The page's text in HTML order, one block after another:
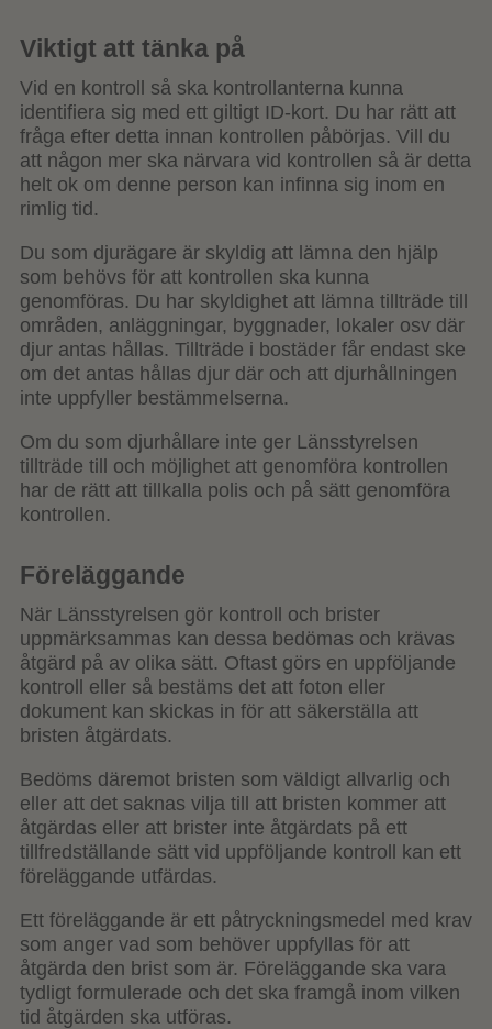
Viktigt att tänka på
Vid en kontroll så ska kontrollanterna kunna
identifiera sig med ett giltigt ID-kort. Du har rätt att
fråga efter detta innan kontrollen påbörjas. Vill du
att någon mer ska närvara vid kontrollen så är detta
helt ok om denne person kan infinna sig inom en
rimlig tid.
Du som djurägare är skyldig att lämna den hjälp
som behövs för att kontrollen ska kunna
genomföras. Du har skyldighet att lämna tillträde till
områden, anläggningar, byggnader, lokaler osv där
djur antas hållas. Tillträde i bostäder får endast ske
om det antas hållas djur där och att djurhållningen
inte uppfyller bestämmelserna.
Om du som djurhållare inte ger Länsstyrelsen
tillträde till och möjlighet att genomföra kontrollen
har de rätt att tillkalla polis och på sätt genomföra
kontrollen.
Föreläggande
När Länsstyrelsen gör kontroll och brister
uppmärksammas kan dessa bedömas och krävas
åtgärd på av olika sätt. Oftast görs en uppföljande
kontroll eller så bestäms det att foton eller
dokument kan skickas in för att säkerställa att
bristen åtgärdats.
Bedöms däremot bristen som väldigt allvarlig och
eller att det saknas vilja till att bristen kommer att
åtgärdas eller att brister inte åtgärdats på ett
tillfredställande sätt vid uppföljande kontroll kan ett
föreläggande utfärdas.
Ett föreläggande är ett påtryckningsmedel med krav
som anger vad som behöver uppfyllas för att
åtgärda den brist som är. Föreläggande ska vara
tydligt formulerade och det ska framgå inom vilken
tid åtgärden ska utföras.